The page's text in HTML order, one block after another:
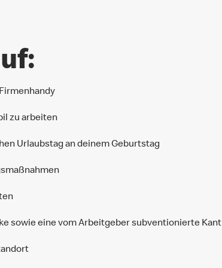
zu arbeiten
Urlaubstag an deinem Geburtstag
sowie eine vom Arbeitgeber subventionierte